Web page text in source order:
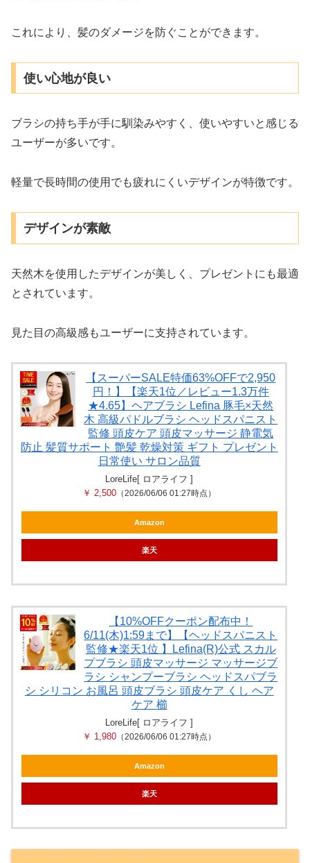
これにより、髪のダメージを防ぐことができます。
使い心地が良い
ブラシの持ち手が手に馴染みやすく、使いやすいと感じる
ユーザーが多いです。
軽量で長時間の使用でも疲れにくいデザインが特徴です。
デザインが素敵
天然木を使用したデザインが美しく、プレゼントにも最適
とされています。
見た目の高級感もユーザーに支持されています。
【スーパーSALE特価63%OFFで2,950
円！】【楽天1位／レビュー1.3万件
★4.65】ヘアブラシ Lefina 豚毛×天然
木 高級パドルブラシ ヘッドスパニスト
監修 頭皮ケア 頭皮マッサージ 静電気
防止 髪質サポート 艶髪 乾燥対策 ギフト プレゼント
日常使い サロン品質
LoreLife[ ロアライフ ]
￥ 2,500 （2026/06/06 01:27時点）
Amazon
楽天
【10%OFFクーポン配布中！
6/11(木)1:59まで】【ヘッドスパニスト
監修★楽天1位 】Lefina(R)公式 スカル
プブラシ 頭皮マッサージ マッサージブ
ラシ シャンプーブラシ ヘッドスパブラ
シ シリコン お風呂 頭皮ブラシ 頭皮ケア くし ヘア
ケア 櫛
LoreLife[ ロアライフ ]
￥ 1,980 （2026/06/06 01:27時点）
Amazon
楽天